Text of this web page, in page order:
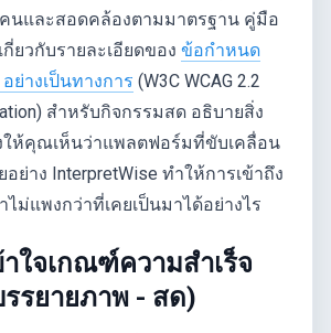
นและสอดคล้องตามมาตรฐาน คู่มือ
ยวกับรายละเอียดของ ข้อกำหนด
อย่างเป็นทางการ (W3C WCAG 2.2
สำหรับกิจกรรมสด อธิบายสิ่ง
ให้คุณเห็นว่าแพลตฟอร์มที่ขับเคลื่อน
ย่าง InterpretWise ทำให้การเข้าถึง
ม่แพงกว่าที่เคยเป็นมาได้อย่างไร
ใจเกณฑ์ความสำเร็จ
รรยายภาพ - สด)